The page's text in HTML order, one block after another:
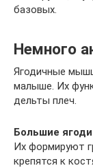
базовых.
Немного
Ягодичные
малыше. Их
дельты плеч.
Большие
Их формируют
крепятся к